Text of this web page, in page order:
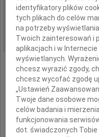
REGION: Łódź
DATA EMISJI:
identyfikatory plików
tych plikach do celów
na potrzeby
Twoich zainteresowań i
aplikacjach i w
wyświetlanych.
chcesz wyrazić zgody,
chcesz wycofać zgodę
„Ustawień
Twoje dane osobowe
celów badania i
funkcjonowania
dot. świadczonych Tobie